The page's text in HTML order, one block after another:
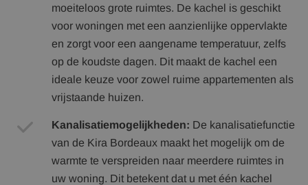
moeiteloos grote ruimtes. De kachel is geschikt
voor woningen met een aanzienlijke oppervlakte
en zorgt voor een aangename temperatuur, zelfs
op de koudste dagen. Dit maakt de kachel een
ideale keuze voor zowel ruime appartementen als
vrijstaande huizen.
Kanalisatiemogelijkheden: De kanalisatiefunctie
van de Kira Bordeaux maakt het mogelijk om de
warmte te verspreiden naar meerdere ruimtes in
uw woning. Dit betekent dat u met één kachel